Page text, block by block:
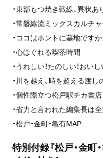
・東部もつ焼き戦線、異状あ
・常磐線流ミックスカルチ
・ココはホントに墓地ですか
・心ほぐれる喫茶時間
・うれしい！たのしい！おい
・川を越え、時を超える渡し
・個性際立つ松戸駅チカ書店
・省力と言われた編集長は
・松戸・金町・亀有MAP
特別付録『松戸・金